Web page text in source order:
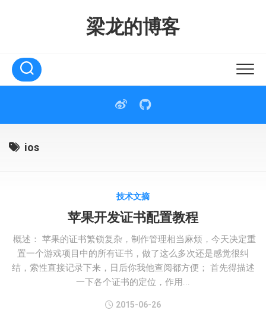
梁龙的博客
ios
技术文摘
苹果开发证书配置教程
概述： 苹果的证书繁锁复杂，制作管理相当麻烦，今天决定重
置一个游戏项目中的所有证书，做了这么多次还是感觉很纠
结，索性直接记录下来，日后你我他查阅都方便； 首先得描述
一下各个证书的定位，作用...
2015-06-26